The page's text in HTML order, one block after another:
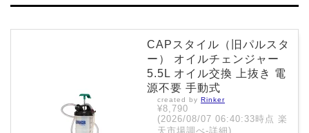
CAPスタイル（旧パルスタ
ー） オイルチェンジャー
5.5L オイル交換 上抜き 電
源不要 手動式
created by Rinker
¥8,790
(2026/08/07 06:40:33時点 楽
天市場調べ-詳細)